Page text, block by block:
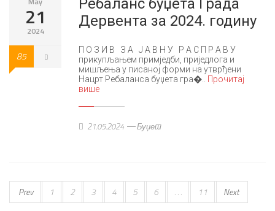
21
2024
85
Ребаланс буџета Града
Дервента за 2024. годину
П О З И В З А Ј А В Н У Р А С П Р А В У
прикупљањем примједби, приједлога и
мишљења у писаној форми на утврђени
Нацрт Ребаланса буџета гра�..
Прочитај
више
21.05.2024 Буџет
Prev 1 2 3 4 5 6 . . . 11 Next